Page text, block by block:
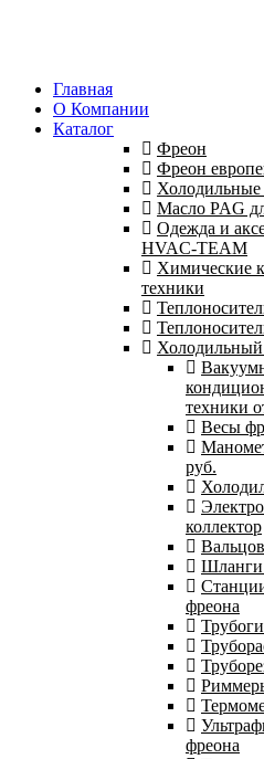
Главная
О Компании
Каталог
Фреон
Фреон
Холодильные
Масло PAG
Одежда и
HVAC-TEAM
Химические
техники
техники
Весы
руб.
коллектор
Шланги
фреона
фреона